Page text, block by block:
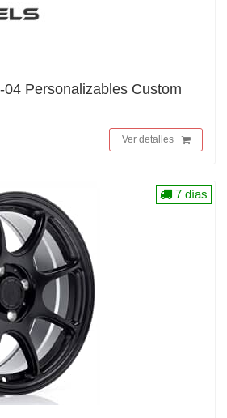
Personalizables Custom
Ver detalles
7 días